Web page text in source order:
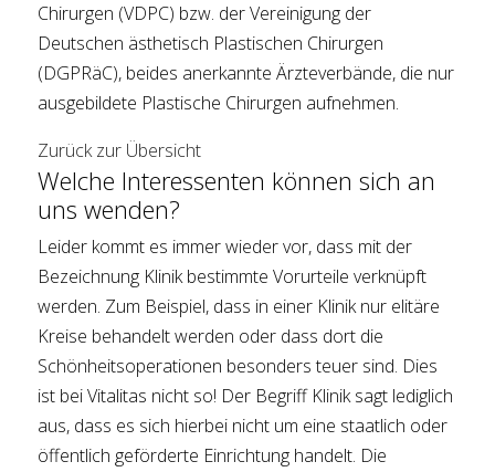
Chirurgen (VDPC) bzw. der Vereinigung der
Deutschen ästhetisch Plastischen Chirurgen
(DGPRäC), beides anerkannte Ärzteverbände, die nur
ausgebildete Plastische Chirurgen aufnehmen.
Zurück zur Übersicht
Welche Interessenten können sich an
uns wenden?
Leider kommt es immer wieder vor, dass mit der
Bezeichnung Klinik bestimmte Vorurteile verknüpft
werden. Zum Beispiel, dass in einer Klinik nur elitäre
Kreise behandelt werden oder dass dort die
Schönheitsoperationen besonders teuer sind. Dies
ist bei Vitalitas nicht so! Der Begriff Klinik sagt lediglich
aus, dass es sich hierbei nicht um eine staatlich oder
öffentlich geförderte Einrichtung handelt. Die